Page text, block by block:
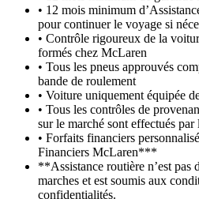
• 12 mois minimum
pour continuer le voyage si
• Contrôle rigoureux de la
formés chez McLaren
• Tous les pneus approuvés
bande de roulement
• Voiture uniquement équipée
• Tous les contrôles de
sur le marché sont effectués
• Forfaits financiers
Financiers McLaren***
**Assistance routière n’est pas
marches et est soumis aux
confidentialités.